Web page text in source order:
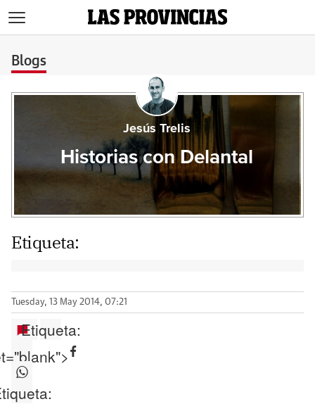
Blogs
Jesús Trelis
Historias con Delantal
Etiqueta:
Tuesday, 13 May 2014, 07:21
Etiqueta: